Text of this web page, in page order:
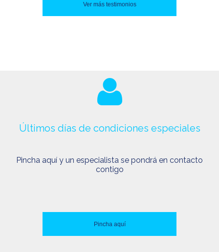
Ver más testimonios
Últimos días de condiciones especiales
Pincha aquí y un especialista se pondrá en contacto
contigo
Pincha aquí